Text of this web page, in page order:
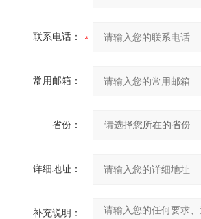
联系电话：
常用邮箱：
省份：
详细地址：
补充说明：